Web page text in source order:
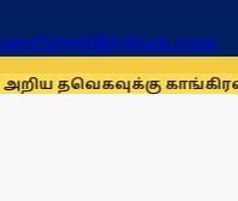
தமிழ்நாடுஇந்தியாஉலகம்
காங்கிரஸ்